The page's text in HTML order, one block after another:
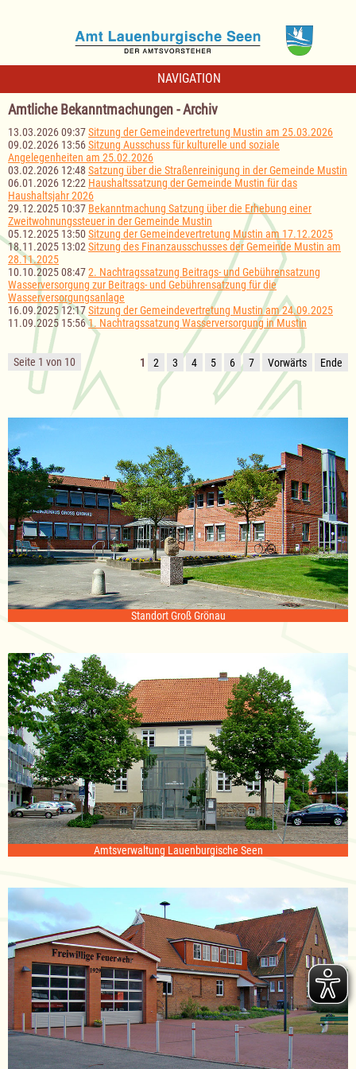
NAVIGATION
Amtliche Bekanntmachungen - Archiv
13.03.2026 09:37Sitzung der Gemeindevertretung Mustin am 25.03.2026
09.02.2026 13:56Sitzung Ausschuss für kulturelle und soziale
Angelegenheiten am 25.02.2026
03.02.2026 12:48 Satzung über die Straßenreinigung in der Gemeinde Mustin
06.01.2026 12:22 Haushaltssatzung der Gemeinde Mustin für das
Haushaltsjahr 2026
29.12.2025 10:37 Bekanntmachung Satzung über die Erhebung einer
Zweitwohnungssteuer in der Gemeinde Mustin
05.12.2025 13:50 Sitzung der Gemeindevertretung Mustin am 17.12.2025
18.11.2025 13:02 Sitzung des Finanzausschusses der Gemeinde Mustin am
28.11.2025
10.10.2025 08:472. Nachtragssatzung Beitrags- und Gebührensatzung
Wasserversorgung zur Beitrags- und Gebührensatzung für die
Wasserversorgungsanlage
16.09.2025 12:17Sitzung der Gemeindevertretung Mustin am 24.09.2025
11.09.2025 15:561. Nachtragssatzung Wasserversorgung in Mustin
Seite 1 von 10 1 2 3 4 5 6 7 Vorwärts Ende
Standort Groß Grönau
Amtsverwaltung Lauenburgische Seen